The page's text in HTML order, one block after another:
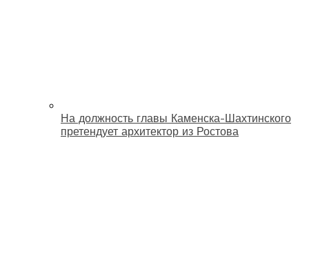
На должность главы Каменска-Шахтинского
претендует архитектор из Ростова